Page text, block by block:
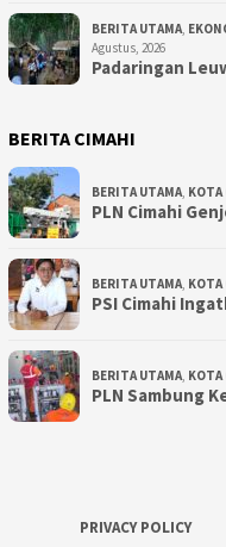
BERITA UTAMA
Agustus, 2026
Padaringan
BERITA CIMAHI
BERITA UTAMA KOTA
PLN Cimahi
BERITA UTAMA KOTA
PSI Cimahi
BERITA UTAMA KOTA
PLN Sambung
PRIVACY POLICY